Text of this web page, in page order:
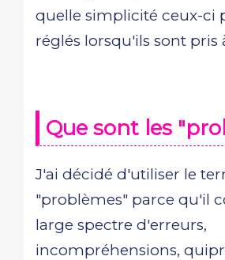
quelle simplicité ceux-ci
réglés lorsqu'ils sont pris
Que sont les
J'ai décidé d'utiliser le
"problèmes" parce qu'il
large spectre d'erreurs,
incompréhensions,